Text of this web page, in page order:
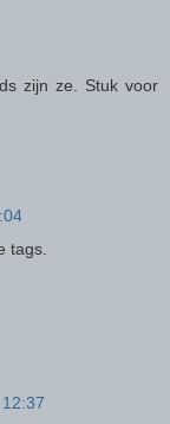
zijn ze. Stuk voor
tags.